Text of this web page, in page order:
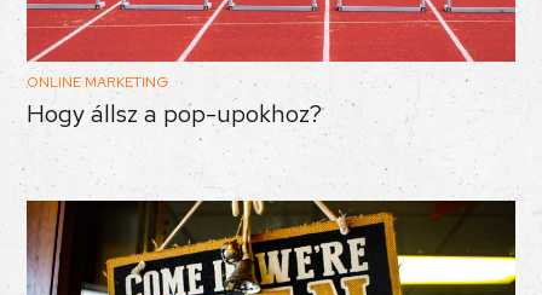
ONLINE MARKETING
Hogy állsz a pop-upokhoz?